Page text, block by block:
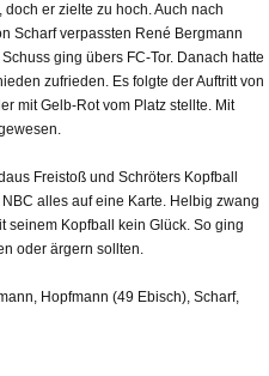
er zielte zu hoch. Auch nach
Scharf verpassten René Bergmann
ging übers FC-Tor. Danach hatte
zufrieden. Es folgte der Auftritt von
mit Gelb-Rot vom Platz stellte. Mit
Freistoß und Schröters Kopfball
alles auf eine Karte. Helbig zwang
seinem Kopfball kein Glück. So ging
oder ärgern sollten.
Hopfmann (49 Ebisch), Scharf,